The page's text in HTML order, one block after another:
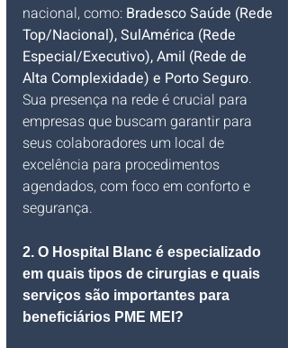
nacional, como: Bradesco Saúde (Rede
Top/Nacional), SulAmérica (Rede
Especial/Executivo), Amil (Rede de
Alta Complexidade) e Porto Seguro.
Sua presença na rede é crucial para
empresas que buscam garantir para
seus colaboradores um local de
excelência para procedimentos
agendados, com foco em conforto e
segurança.
2. O Hospital Blanc é especializado
em quais tipos de cirurgias e quais
serviços são importantes para
beneficiários PME MEI?